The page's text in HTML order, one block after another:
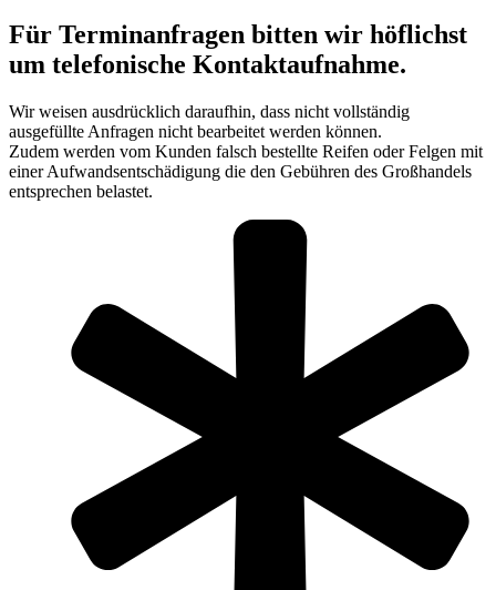
Für Terminanfragen bitten wir höflichst
um telefonische Kontaktaufnahme.
Wir weisen ausdrücklich daraufhin, dass nicht vollständig
ausgefüllte Anfragen nicht bearbeitet werden können.
Zudem werden vom Kunden falsch bestellte Reifen oder Felgen mit
einer Aufwandsentschädigung die den Gebühren des Großhandels
entsprechen belastet.